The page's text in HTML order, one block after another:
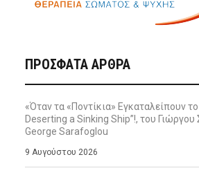
ΠΡΌΣΦΑΤΑ ΆΡΘΡΑ
«Όταν τα «Ποντίκια» Εγκαταλείπουν
Deserting a Sinking Ship”!, του
George Sarafoglou
9 Αυγούστου 2026